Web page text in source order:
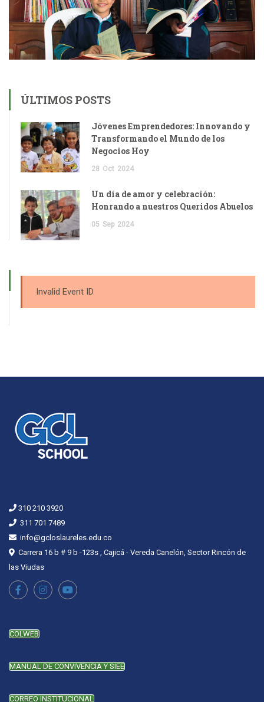
ÚLTIMOS POSTS
Jóvenes Emprendedores: Innovando y
Transformando el Mundo de los
Negocios Hoy
28 Oct 2024
Un día de amor y celebración:
Honrando a nuestros Queridos Abuelos
05 Sep 2024
Invalid Event ID
310 210 3920
311 701 7489
info@gcloslaureles.edu.co
Carrera 16 b # 9 b -123s , Cajicá - Vereda Canelón, Sector Rincón de
las Viudas
COLWEB
MANUAL DE CONVIVENCIA Y SIEE
CORREO INSTITUCIONAL